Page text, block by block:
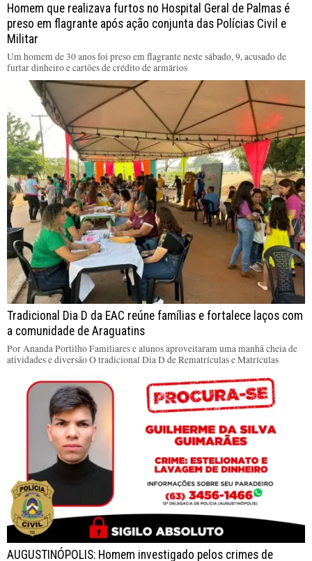
Homem que realizava furtos no Hospital Geral de Palmas é
preso em flagrante após ação conjunta das Polícias Civil e
Militar
Um homem de 30 anos foi preso em flagrante neste sábado, 9, acusado de
furtar dinheiro e cartões de crédito de armários
Tradicional Dia D da EAC reúne famílias e fortalece laços com
a comunidade de Araguatins
Por Ananda Portilho Familiares e alunos aproveitaram uma manhã cheia de
atividades e diversão O tradicional Dia D de Rematrículas e Matrículas
AUGUSTINÓPOLIS: Homem investigado pelos crimes de